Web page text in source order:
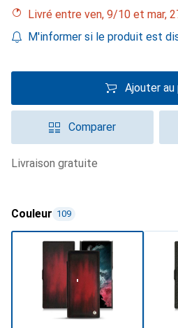
Livré entre ven, 9/10 et mar,
M'informer si le produit est
Ajouter au
Comparer
livraison gratuite
Couleur 109